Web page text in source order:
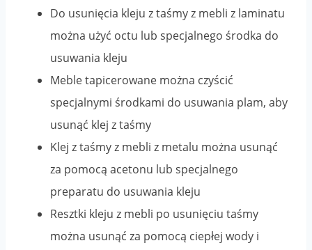
Do usunięcia kleju z taśmy z mebli z laminatu
można użyć octu lub specjalnego środka do
usuwania kleju
Meble tapicerowane można czyścić
specjalnymi środkami do usuwania plam, aby
usunąć klej z taśmy
Klej z taśmy z mebli z metalu można usunąć
za pomocą acetonu lub specjalnego
preparatu do usuwania kleju
Resztki kleju z mebli po usunięciu taśmy
można usunąć za pomocą ciepłej wody i